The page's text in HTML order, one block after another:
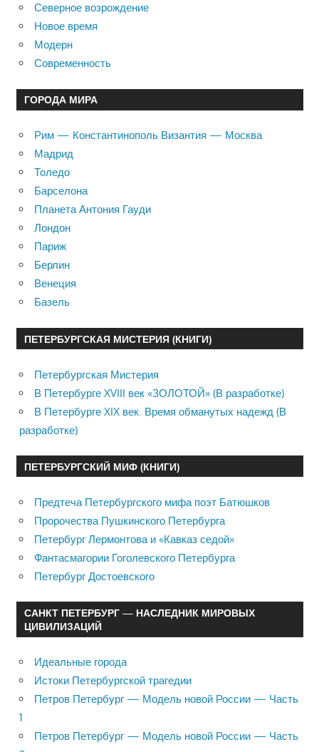
Северное возрождение
Новое время
Модерн
Современность
ГОРОДА МИРА
Рим — Константинополь Византия — Москва
Мадрид
Толедо
Барселона
Планета Антония Гауди
Лондон
Париж
Берлин
Венеция
Базель
ПЕТЕРБУРГСКАЯ МИСТЕРИЯ (КНИГИ)
Петербургская Мистерия
В Петербурге XVIII век «ЗОЛОТОЙ» (В разработке)
В Петербурге XIX век. Время обманутых надежд (В
разработке)
ПЕТЕРБУРГСКИЙ МИФ (КНИГИ)
Предтеча Петербургского мифа поэт Батюшков
Пророчества Пушкинского Петербурга
Петербург Лермонтова и «Кавказ седой»
Фантасмагории Гоголевского Петербурга
Петербург Достоевского
САНКТ ПЕТЕРБУРГ — НАСЛЕДНИК МИРОВЫХ
ЦИВИЛИЗАЦИЙ
Идеальные города
Истоки Петербургской трагедии
Петров Петербург — Модель новой России — Часть
1
Петров Петербург — Модель новой России — Часть